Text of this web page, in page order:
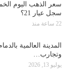
سعر الذهب اليوم
سجل عيار 21؟
22 ساعة منذ
وتجارب…
يوليو 13, 2026